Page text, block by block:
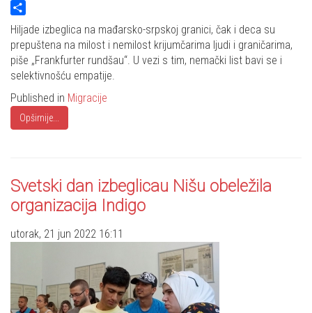
Twitter
Share
Hiljade izbeglica na mađarsko-srpskoj granici, čak i deca su
prepuštena na milost i nemilost krijumčarima ljudi i graničarima,
piše „Frankfurter rundšau“. U vezi s tim, nemački list bavi se i
selektivnošću empatije.
Published in Migracije
Opširnije...
Svetski dan izbeglicau Nišu obeležila
organizacija Indigo
utorak, 21 jun 2022 16:11